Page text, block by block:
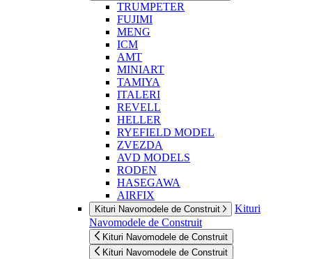
TRUMPETER
FUJIMI
MENG
ICM
AMT
MINIART
TAMIYA
ITALERI
REVELL
HELLER
RYEFIELD MODEL
ZVEZDA
AVD MODELS
RODEN
HASEGAWA
AIRFIX
Kituri Navomodele de Construit
Kituri
Navomodele de Construit
Kituri Navomodele de Construit
Kituri Navomodele de Construit